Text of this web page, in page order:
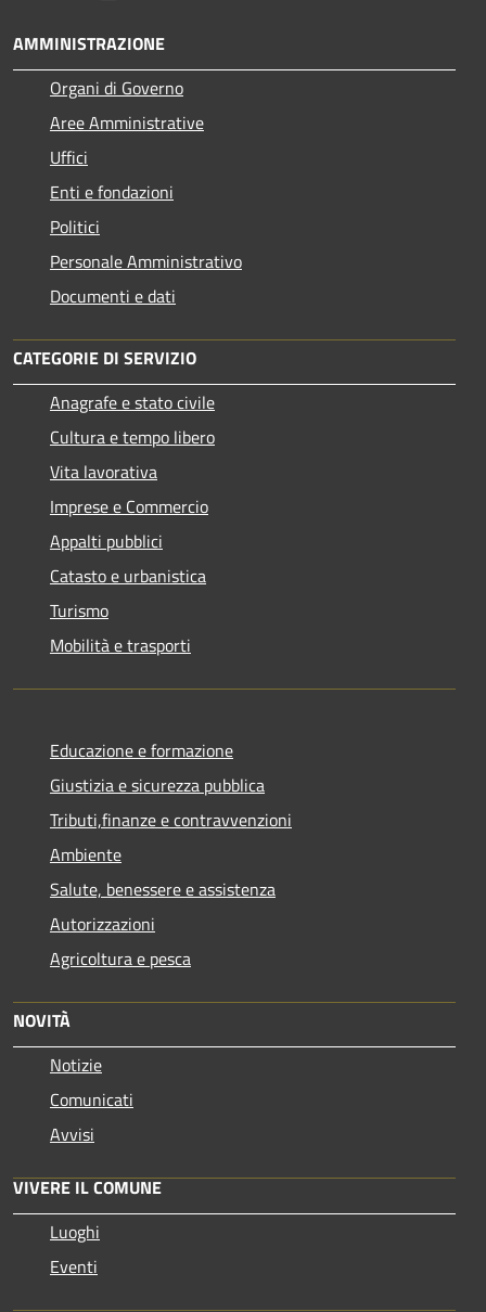
AMMINISTRAZIONE
Organi di Governo
Aree Amministrative
Uffici
Enti e fondazioni
Politici
Personale Amministrativo
Documenti e dati
CATEGORIE DI SERVIZIO
Anagrafe e stato civile
Cultura e tempo libero
Vita lavorativa
Imprese e Commercio
Appalti pubblici
Catasto e urbanistica
Turismo
Mobilità e trasporti
Educazione e formazione
Giustizia e sicurezza pubblica
Tributi,finanze e contravvenzioni
Ambiente
Salute, benessere e assistenza
Autorizzazioni
Agricoltura e pesca
NOVITÀ
Notizie
Comunicati
Avvisi
VIVERE IL COMUNE
Luoghi
Eventi